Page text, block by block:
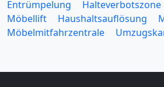
Entrümpelung
Halteverbotszone
Möbellift
Haushaltsauflösung
Möbelmitfahrzentrale